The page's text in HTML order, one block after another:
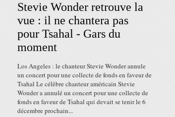
Stevie Wonder retrouve la
vue : il ne chantera pas
pour Tsahal - Gars du
moment
Los Angeles : le chanteur Stevie Wonder annule
un concert pour une collecte de fonds en faveur de
Tsahal Le célèbre chanteur américain Stevie
Wonder a annulé un concert pour une collecte de
fonds en faveur de Tsahal qui devait se tenir le 6
décembre prochain...